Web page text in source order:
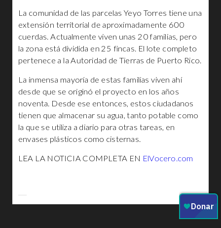
La comunidad de las parcelas Yeyo Torres tiene una
extensión territorial de aproximadamente 600
cuerdas. Actualmente viven unas 20 familias, pero
la zona está dividida en 25 fincas. El lote completo
pertenece a la Autoridad de Tierras de Puerto Rico.
La inmensa mayoría de estas familias viven ahí
desde que se originó el proyecto en los años
noventa. Desde ese entonces, estos ciudadanos
tienen que almacenar su agua, tanto potable como
la que se utiliza a diario para otras tareas, en
envases plásticos como cisternas.
LEA LA NOTICIA COMPLETA EN ElVocero.com